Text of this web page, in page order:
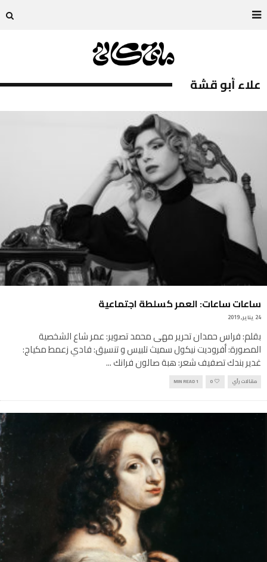
علاء أبو قشة
ساعات ساعات: العمر كسلطة اجتماعية
24 يناير, 2019
بقلم: فراس حمدان تحرير مهى محمد تصوير: عمر شاع الشخصية
المصورة: أفروديت نيكول سميث تلبيس و تنسيق: فادي زعمط مكياج:
غدير بندك تصفيف شعر: هبة صالون فرانك...
مقالات رأي 0
1 MIN READ